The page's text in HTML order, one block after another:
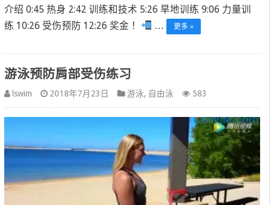
介绍 0:45 热身 2:42 训练和技术 5:26 旱地训练 9:06 力量训
练 10:26 受伤预防 12:26 奖金！
… 更多 »
游泳预防肩部受伤练习
lswim 2018年7月23日 游泳, 自由泳 583